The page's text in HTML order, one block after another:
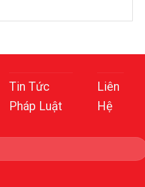
Tin Tức
Pháp Luật
Liên
Hệ